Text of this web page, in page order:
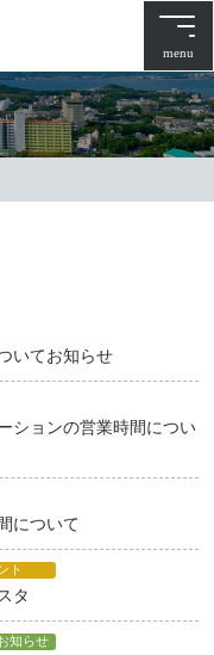
menu
いてお知らせ
ションの営業時間につい
について
ト
タ
知らせ